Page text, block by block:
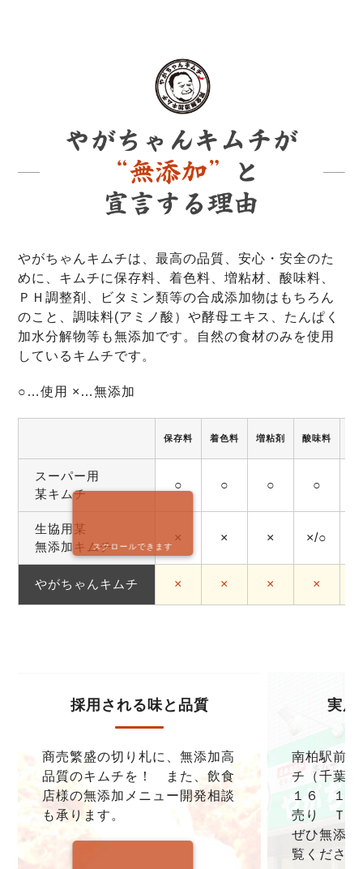
やがちゃんキムチは、最高の品質、安心・安全のた
めに、キムチに保存料、着色料、増粘材、酸味料、
ＰＨ調整剤、ビタミン類等の合成添加物はもちろん
のこと、調味料(アミノ酸）や酵母エキス、たんぱく
加水分解物等も無添加です。自然の食材のみを使用
しているキムチです。
○…使用 ×…無添加
保存料 着色料 増粘剤 酸味料
スーパー用
某キムチ
○ ○ ○ ○
生協用某
無添加キムチ
× × × ×/○
やがちゃんキムチ × × × ×
スクロールできます
採用される味と品質
商売繁盛の切り札に、無添加高
品質のキムチを！ また、飲食
店様の無添加メニュー開発相談
も承ります。
実店
南柏駅前
チ（千葉
１６ １F
売り ＴＥ
ぜひ無添
覧くださ